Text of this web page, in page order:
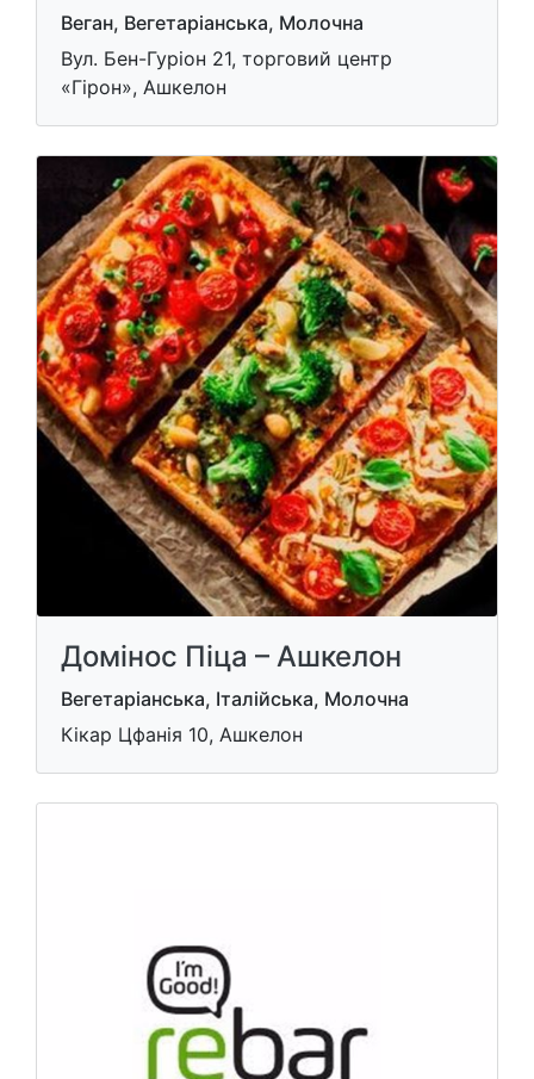
Веган, Вегетаріанська, Молочна
Вул. Бен-Гуріон 21, торговий центр
«Гірон», Ашкелон
Домінос Піца – Ашкелон
Вегетаріанська, Італійська, Молочна
Кікар Цфанія 10, Ашкелон